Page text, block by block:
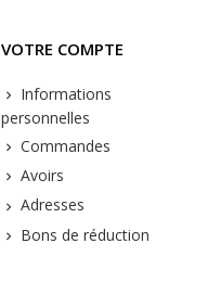
VOTRE COMPTE
Informations
personnelles
Commandes
Avoirs
Adresses
Bons de réduction